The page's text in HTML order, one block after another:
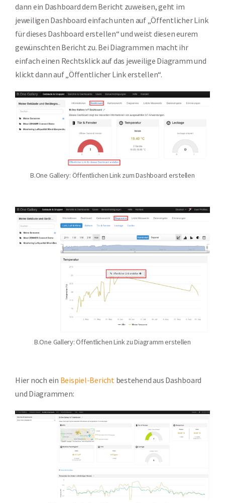
dann ein Dashboard dem Bericht zuweisen, geht im
jeweiligen Dashboard einfach unten auf „Öffentlicher Link
für dieses Dashboard erstellen“ und weist diesen eurem
gewünschten Bericht zu. Bei Diagrammen macht ihr
einfach einen Rechtsklick auf das jeweilige Diagramm und
klickt dann auf „Öffentlicher Link erstellen“.
B.One Gallery: Öffentlichen Link zum Dashboard erstellen
B.One Gallery: Öffentlichen Link zu Diagramm erstellen
Hier noch ein Beispiel-Bericht bestehend aus Dashboard
und Diagrammen: